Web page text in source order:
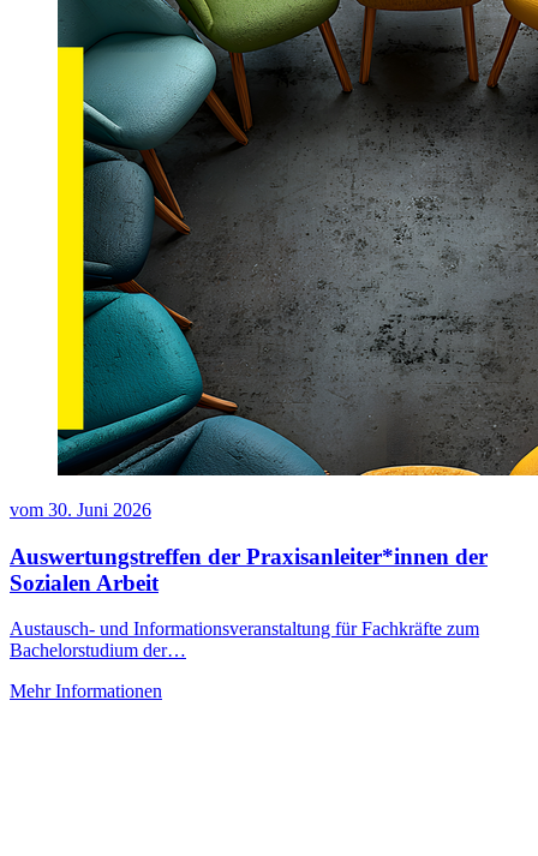
vom 30. Juni 2026
Auswertungstreffen der Praxisanleiter*innen der
Sozialen Arbeit
Austausch- und Informationsveranstaltung für Fachkräfte zum
Bachelorstudium der…
Mehr Informationen